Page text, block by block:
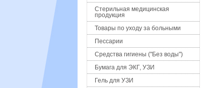
Стерильная медицинская
продукция
Товары по уходу за больными
Пессарии
Средства гигиены ("Без воды")
Бумага для ЭКГ, УЗИ
Гель для УЗИ